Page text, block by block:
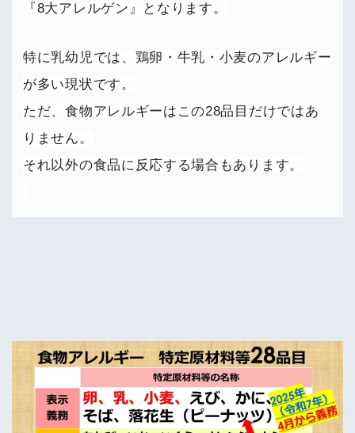
『8大アレルゲン』となります。
特に乳幼児では、鶏卵・牛乳・小麦のアレルギー
が多い現状です。
ただ、食物アレルギーはこの28品目だけではあ
りません。
それ以外の食品に反応する場合もあります。